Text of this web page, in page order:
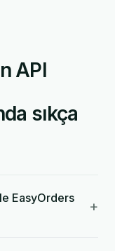
API
sıkça
EasyOrders
+